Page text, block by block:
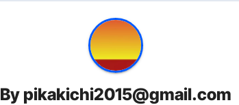
By pikakichi2015@gmail.com